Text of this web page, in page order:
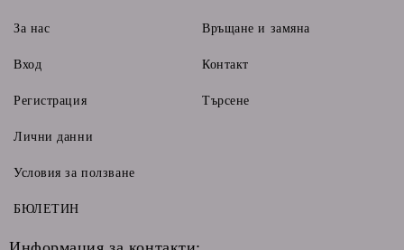
За нас
Вход
Регистрация
Връщане и замяна
Контакт
Търсене
Лични данни
Условия за ползване
БЮЛЕТИН